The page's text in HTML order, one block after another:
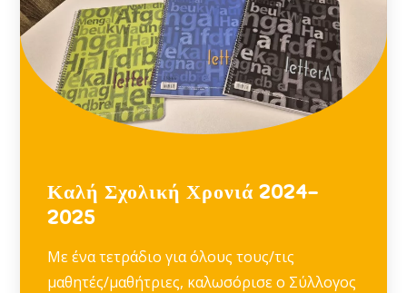
Καλή Σχολική Χρονιά 2024-
2025
Με ένα τετράδιο για όλους τους/τις
μαθητές/μαθήτριες, καλωσόρισε ο Σύλλογος